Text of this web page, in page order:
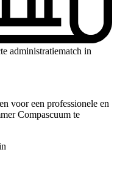
administratiematch in
voor een professionele en
Compascuum te